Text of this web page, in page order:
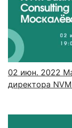
02 июн. 2022
директора